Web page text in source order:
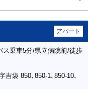
アパート
ス乗車5分/県立病院前/徒歩
吉袋 850､850-1､850-10､